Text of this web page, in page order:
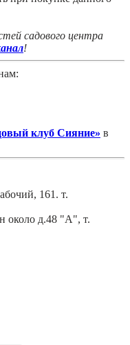
садового центра
!
клуб Сияние» в
161. т.
около д.48 "А", т.